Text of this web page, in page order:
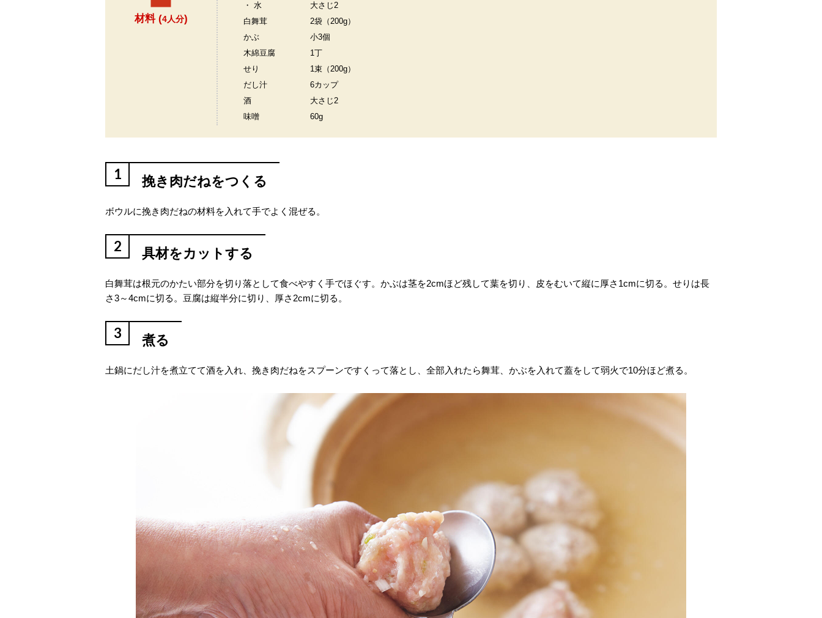
材料 (4人分)
・ 水
大さじ2
白舞茸
2袋（200g）
かぶ
小3個
木綿豆腐
1丁
せり
1束（200g）
だし汁
6カップ
酒
大さじ2
味噌
60g
1 挽き肉だねをつくる
ボウルに挽き肉だねの材料を入れて手でよく混ぜる。
2 具材をカットする
白舞茸は根元のかたい部分を切り落として食べやすく手でほぐす。かぶは茎を2cmほど残して葉を切り、皮をむいて縦に厚さ1cmに切る。せりは長
さ3～4cmに切る。豆腐は縦半分に切り、厚さ2cmに切る。
3 煮る
土鍋にだし汁を煮立てて酒を入れ、挽き肉だねをスプーンですくって落とし、全部入れたら舞茸、かぶを入れて蓋をして弱火で10分ほど煮る。